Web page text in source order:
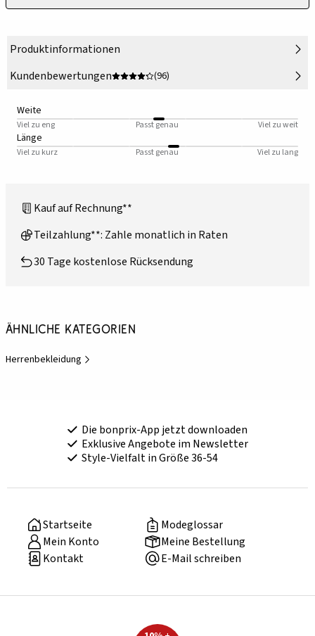
Produktinformationen
Kundenbewertungen
(96)
Weite
Viel zu eng Passt genau Viel zu weit
Länge
Viel zu kurz Passt genau Viel zu lang
Kauf auf Rechnung**
Teilzahlung**: Zahle monatlich in Raten
30 Tage kostenlose Rücksendung
Ähnliche Kategorien
Herrenbekleidung
Die bonprix-App jetzt downloaden
Exklusive Angebote im Newsletter
Style-Vielfalt in Größe 36-54
Startseite
Modeglossar
Mein Konto
Meine Bestellung
Kontakt
E-Mail schreiben